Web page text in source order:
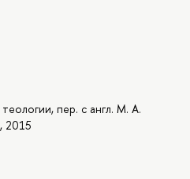
пер. с англ. М. А.
2015